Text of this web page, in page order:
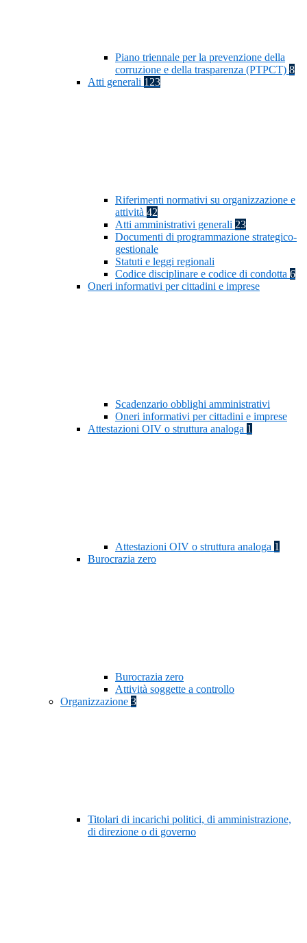
Piano triennale per la prevenzione della
corruzione e della trasparenza (PTPCT) 8
Atti generali 123
Riferimenti normativi su organizzazione e
attività 42
Atti amministrativi generali 23
Documenti di programmazione strategico-
gestionale
Statuti e leggi regionali
Codice disciplinare e codice di condotta 6
Oneri informativi per cittadini e imprese
Scadenzario obblighi amministrativi
Oneri informativi per cittadini e imprese
Attestazioni OIV o struttura analoga 1
Attestazioni OIV o struttura analoga 1
Burocrazia zero
Burocrazia zero
Attività soggette a controllo
Organizzazione 3
Titolari di incarichi politici, di amministrazione,
di direzione o di governo